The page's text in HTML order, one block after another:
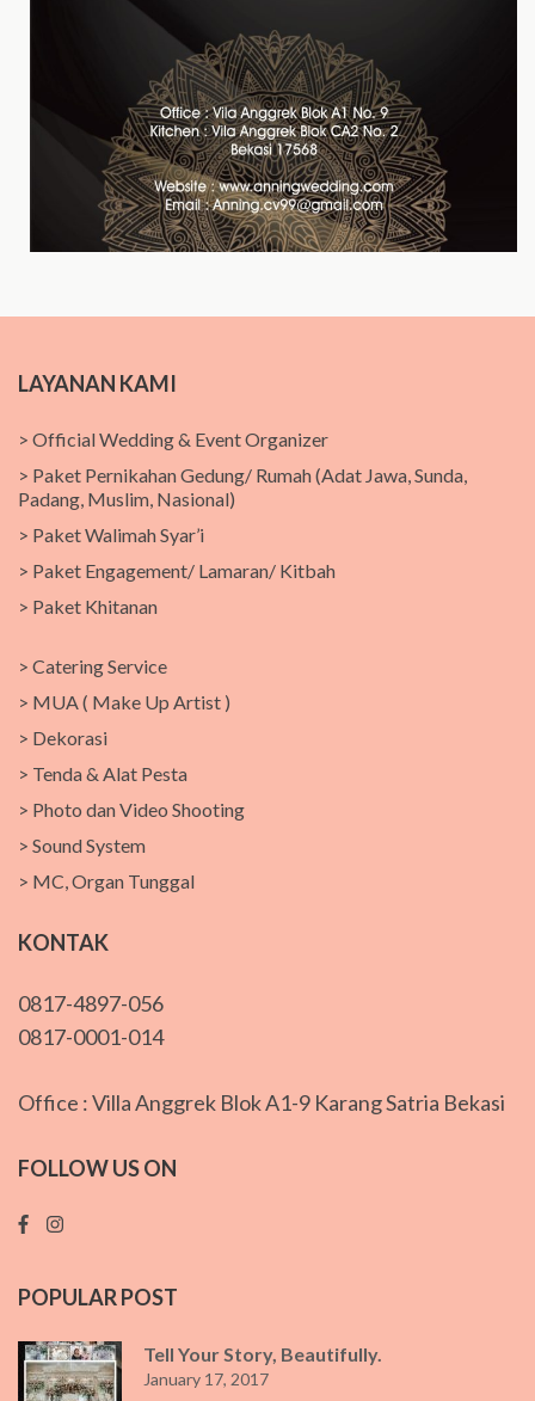
LAYANAN KAMI
> Official Wedding & Event Organizer
> Paket Pernikahan Gedung/ Rumah (Adat Jawa, Sunda,
Padang, Muslim, Nasional)
> Paket Walimah Syar’i
> Paket Engagement/ Lamaran/ Kitbah
> Paket Khitanan
> Catering Service
> MUA ( Make Up Artist )
> Dekorasi
> Tenda & Alat Pesta
> Photo dan Video Shooting
> Sound System
> MC, Organ Tunggal
KONTAK
0817-4897-056
0817-0001-014
Office : Villa Anggrek Blok A1-9 Karang Satria Bekasi
FOLLOW US ON
POPULAR POST
Tell Your Story, Beautifully.
January 17, 2017